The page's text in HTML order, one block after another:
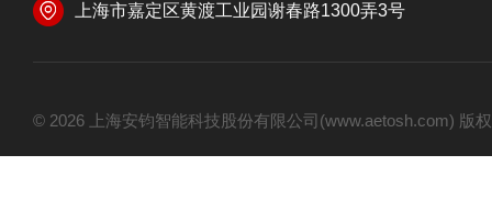
上海市嘉定区黄渡工业园谢春路1300弄3号
© 2026 上海安钧智能科技股份有限公司(www.aetosh.com) 版